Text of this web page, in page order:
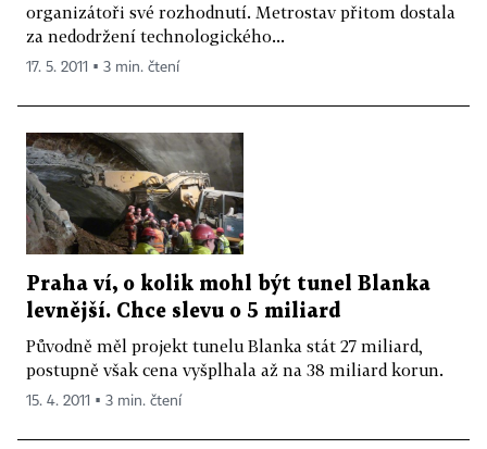
organizátoři své rozhodnutí. Metrostav přitom dostala
za nedodržení technologického...
17. 5. 2011 ▪ 3 min. čtení
Praha ví, o kolik mohl být tunel Blanka
levnější. Chce slevu o 5 miliard
Původně měl projekt tunelu Blanka stát 27 miliard,
postupně však cena vyšplhala až na 38 miliard korun.
15. 4. 2011 ▪ 3 min. čtení